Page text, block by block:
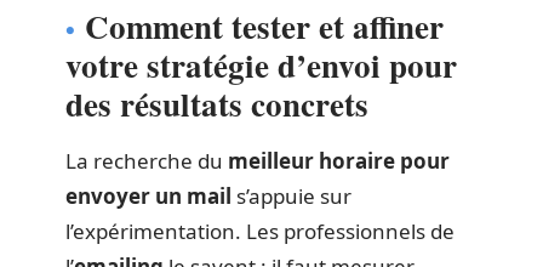
Comment tester et affiner
votre stratégie d’envoi pour
des résultats concrets
La recherche du meilleur horaire pour
envoyer un mail s’appuie sur
l’expérimentation. Les professionnels de